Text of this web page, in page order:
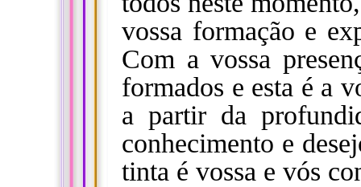
vossa formação e
Com a vossa
formados e esta é a
a partir da
conhecimento e
tinta é vossa e vós